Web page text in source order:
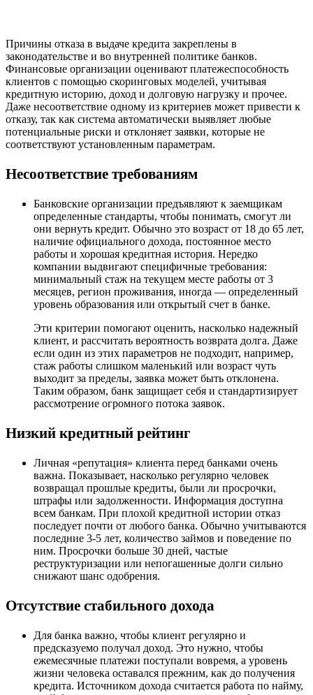
Причины отказа в выдаче кредита закреплены в
законодательстве и во внутренней политике банков.
Финансовые организации оценивают платежеспособность
клиентов с помощью скоринговых моделей, учитывая
кредитную историю, доход и долговую нагрузку и прочее.
Даже несоответствие одному из критериев может привести к
отказу, так как система автоматически выявляет любые
потенциальные риски и отклоняет заявки, которые не
соответствуют установленным параметрам.
Несоответствие требованиям
Банковские организации предъявляют к заемщикам
определенные стандарты, чтобы понимать, смогут ли
они вернуть кредит. Обычно это возраст от 18 до 65 лет,
наличие официального дохода, постоянное место
работы и хорошая кредитная история. Нередко
компании выдвигают специфичные требования:
минимальный стаж на текущем месте работы от 3
месяцев, регион проживания, иногда — определенный
уровень образования или открытый счет в банке.
Эти критерии помогают оценить, насколько надежный
клиент, и рассчитать вероятность возврата долга. Даже
если один из этих параметров не подходит, например,
стаж работы слишком маленький или возраст чуть
выходит за пределы, заявка может быть отклонена.
Таким образом, банк защищает себя и стандартизирует
рассмотрение огромного потока заявок.
Низкий кредитный рейтинг
Личная «репутация» клиента перед банками очень
важна. Показывает, насколько регулярно человек
возвращал прошлые кредиты, были ли просрочки,
штрафы или задолженности. Информация доступна
всем банкам. При плохой кредитной истории отказ
последует почти от любого банка. Обычно учитываются
последние 3-5 лет, количество займов и поведение по
ним. Просрочки больше 30 дней, частые
реструктуризации или непогашенные долги сильно
снижают шанс одобрения.
Отсутствие стабильного дохода
Для банка важно, чтобы клиент регулярно и
предсказуемо получал доход. Это нужно, чтобы
ежемесячные платежи поступали вовремя, а уровень
жизни человека оставался прежним, как до получения
кредита. Источником дохода считается работа по найму,